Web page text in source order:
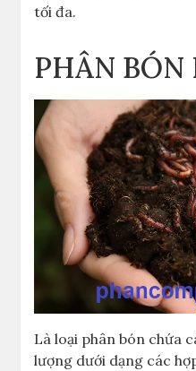
tối đa.
PHÂN BÓN
Là loại phân bón chứa
lượng dưới dạng các